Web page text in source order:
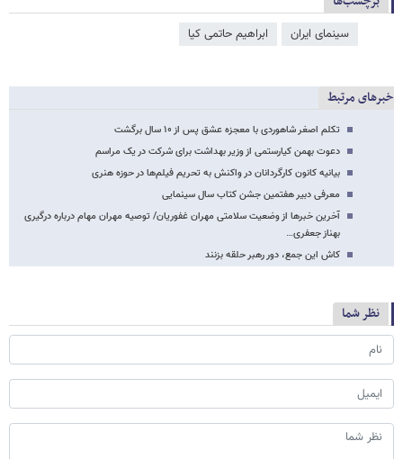
سینمای ایران ابراهیم حاتمی کیا
خبرهای مرتبط
تکلم اصغر شاهوردی با معجزه عشق پس از ۱۰ سال برگشت
دعوت بهمن کیارستمی از وزیر بهداشت برای شرکت در یک مراسم
بیانیه کانون کارگردانان در واکنش به تحریم فیلم‌ها در حوزه هنری
معرفی دبیر هفتمین جشن کتاب سال سینمایی
آخرین خبرها از وضعیت سلامتی مهران غفوریان/ توصیه مهران مهام درباره درگیری
بهناز جعفری…
کاش این جمع، دور رهبر حلقه بزنند
نظر شما